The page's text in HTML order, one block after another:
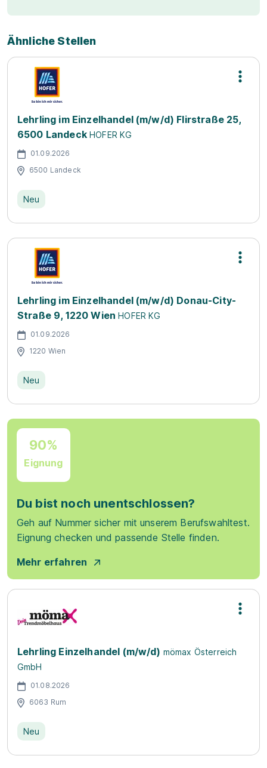
Ähnliche Stellen
Lehrling im Einzelhandel (m/w/d) Flirstraße 25,
6500 Landeck HOFER KG
01.09.2026
6500 Landeck
Neu
Lehrling im Einzelhandel (m/w/d) Donau-City-
Straße 9, 1220 Wien HOFER KG
01.09.2026
1220 Wien
Neu
90%
Eignung
Du bist noch unentschlossen?
Geh auf Nummer sicher mit unserem Berufswahltest.
Eignung checken und passende Stelle finden.
Mehr erfahren
Lehrling Einzelhandel (m/w/d) mömax Österreich
GmbH
01.08.2026
6063 Rum
Neu